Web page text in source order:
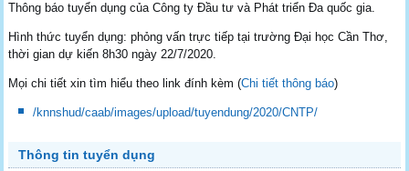
Thông báo tuyển dụng của Công ty Đầu tư và Phát triển Đa quốc gia.
Hình thức tuyển dụng: phỏng vấn trực tiếp tại trường Đại học Cần Thơ,
thời gian dự kiến 8h30 ngày 22/7/2020.
Mọi chi tiết xin tìm hiểu theo link đính kèm (Chi tiết thông báo)
/knnshud/caab/images/upload/tuyendung/2020/CNTP/
Thông tin tuyển dụng